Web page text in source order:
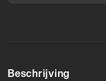
Beschrijving